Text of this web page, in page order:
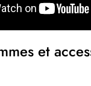
et